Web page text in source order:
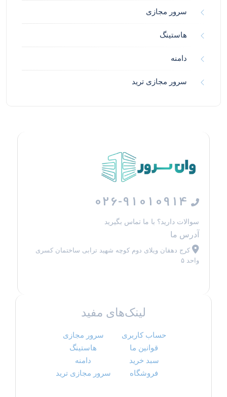
سرور مجازی
هاستینگ
دامنه
سرور مجازی ترید
026-91010914
سوالات دارید؟ با ما تماس بگیرید
آدرس ما
کرج دهقان ویلای دوم کوچه شهید ترابی ساختمان کسری
واحد ۵
لینک‌های مفید
حساب کاربری
قوانین ما
سبد خرید
فروشگاه
سرور مجازی
هاستینگ
دامنه
سرور مجازی ترید